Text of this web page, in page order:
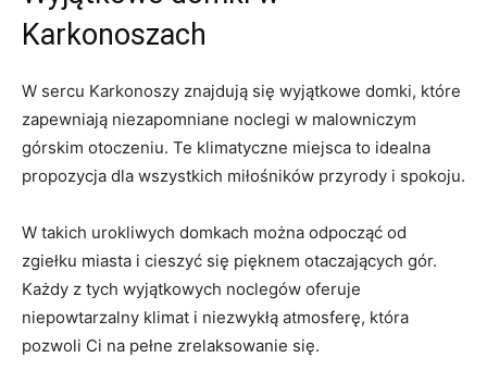
Karkonoszach
W sercu Karkonoszy znajdują się wyjątkowe ‍domki, które
zapewniają niezapomniane ⁤noclegi w malowniczym
górskim otoczeniu. Te⁣ klimatyczne⁣ miejsca to idealna
propozycja dla‍ wszystkich miłośników ⁢przyrody i spokoju.
W takich urokliwych domkach⁣ można odpocząć od
zgiełku miasta i​ cieszyć się pięknem ⁢otaczających gór.
Każdy z ‌tych wyjątkowych noclegów oferuje
⁤niepowtarzalny klimat i niezwykłą ‌atmosferę, która
pozwoli Ci na pełne zrelaksowanie​ się.